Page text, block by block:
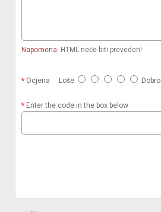
Napomena: HTML neće biti preveden!
Ocjena Loše Dobro
Enter the code in the box below